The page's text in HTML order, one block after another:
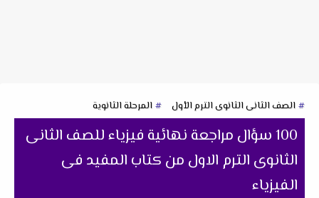
الصف الثانى الثانوى الترم الأول المرحلة الثانوية
100 سؤال مراجعة نهائية فيزياء للصف الثانى
الثانوى الترم الاول من كتاب المفيد فى
الفيزياء